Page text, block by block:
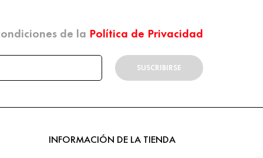
de la Política de Privacidad
SUSCRIBIRSE
INFORMACIÓN DE LA TIENDA